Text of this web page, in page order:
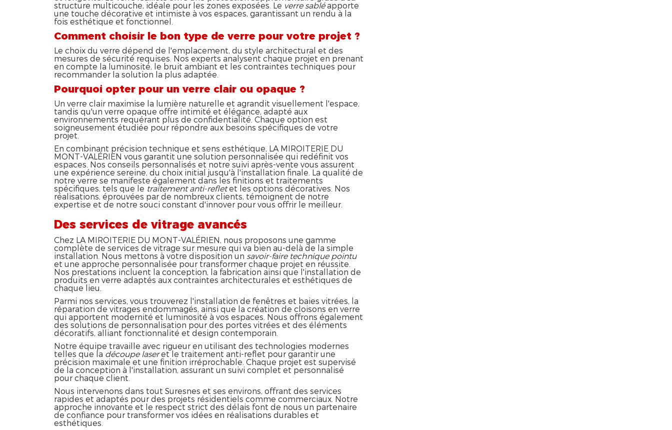
structure multicouche, idéale pour les zones exposées. Le verre sabléapporte
une touche décorative et intimiste à vos espaces, garantissant un rendu à la
fois esthétique et fonctionnel.
Comment choisir le bon type de verre pour votre projet ?
Le choix du verre dépend de l'emplacement, du style architectural et des
mesures de sécurité requises. Nos experts analysent chaque projet en prenant
en compte la luminosité, le bruit ambiant et les contraintes techniques pour
recommander la solution la plus adaptée.
Pourquoi opter pour un verre clair ou opaque ?
Un verre clair maximise la lumière naturelle et agrandit visuellement l'espace,
tandis qu'un verre opaque offre intimité et élégance, adapté aux
environnements requérant plus de confidentialité. Chaque option est
soigneusement étudiée pour répondre aux besoins spécifiques de votre
projet.
En combinant précision technique et sens esthétique, LA MIROITERIE DU
MONT-VALÉRIEN vous garantit une solution personnalisée qui redéfinit vos
espaces. Nos conseils personnalisés et notre suivi après-vente vous assurent
une expérience sereine, du choix initial jusqu'à l'installation finale. La qualité de
notre verre se manifeste également dans les finitions et traitements
spécifiques, tels que le traitement anti-refletet les options décoratives. Nos
réalisations, éprouvées par de nombreux clients, témoignent de notre
expertise et de notre souci constant d'innover pour vous offrir le meilleur.
Des services de vitrage avancés
Chez LA MIROITERIE DU MONT-VALÉRIEN, nous proposons une gamme
complète de services de vitrage sur mesure qui va bien au-delà de la simple
installation. Nous mettons à votre disposition un savoir-faire technique pointu
et une approche personnalisée pour transformer chaque projet en réussite.
Nos prestations incluent la conception, la fabrication ainsi que l'installation de
produits en verre adaptés aux contraintes architecturales et esthétiques de
chaque lieu.
Parmi nos services, vous trouverez l'installation de fenêtres et baies vitrées, la
réparation de vitrages endommagés, ainsi que la création de cloisons en verre
qui apportent modernité et luminosité à vos espaces. Nous offrons également
des solutions de personnalisation pour des portes vitrées et des éléments
décoratifs, alliant fonctionnalité et design contemporain.
Notre équipe travaille avec rigueur en utilisant des technologies modernes
telles que la découpe laseret le traitement anti-reflet pour garantir une
précision maximale et une finition irréprochable. Chaque projet est supervisé
de la conception à l'installation, assurant un suivi complet et personnalisé
pour chaque client.
Nous intervenons dans tout Suresnes et ses environs, offrant des services
rapides et adaptés pour des projets résidentiels comme commerciaux. Notre
approche innovante et le respect strict des délais font de nous un partenaire
de confiance pour transformer vos idées en réalisations durables et
esthétiques.